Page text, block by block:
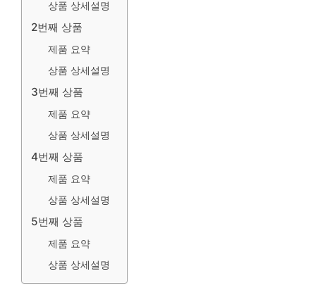
상품 상세설명
2번째 상품
제품 요약
상품 상세설명
3번째 상품
제품 요약
상품 상세설명
4번째 상품
제품 요약
상품 상세설명
5번째 상품
제품 요약
상품 상세설명